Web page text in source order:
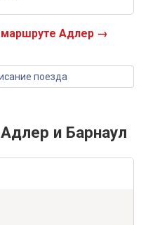
маршруте Адлер →
поезда
и Барнаул